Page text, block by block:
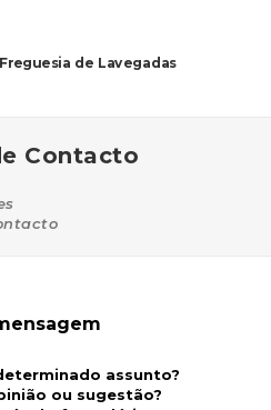
de Lavegadas
Contacto
assunto?
ou sugestão?